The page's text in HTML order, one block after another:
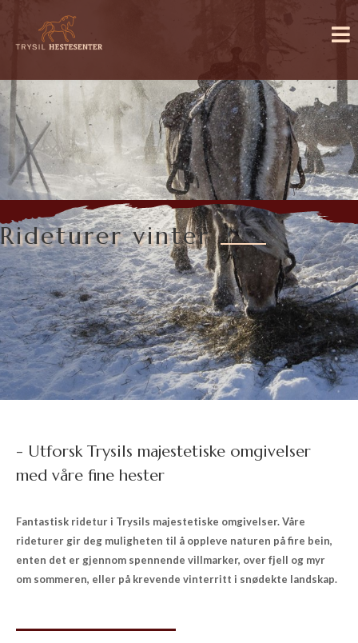
Rideturer vinter
- Utforsk Trysils majestetiske omgivelser
med våre fine hester
Fantastisk ridetur i Trysils majestetiske omgivelser. Våre
rideturer gir deg muligheten til å oppleve naturen på fire bein,
enten det er gjennom spennende villmarker, over fjell og myr
om sommeren, eller på krevende vinterritt i snødekte landskap.